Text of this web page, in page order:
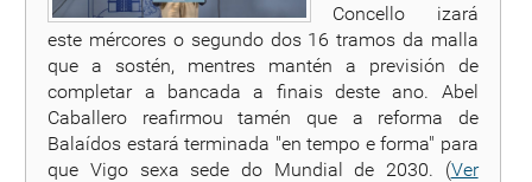
Concello izará
este mércores o segundo dos 16 tramos da malla
que a sostén, mentres mantén a previsión de
completar a bancada a finais deste ano. Abel
Caballero reafirmou tamén que a reforma de
Balaídos estará terminada "en tempo e forma" para
que Vigo sexa sede do Mundial de 2030. (Ver